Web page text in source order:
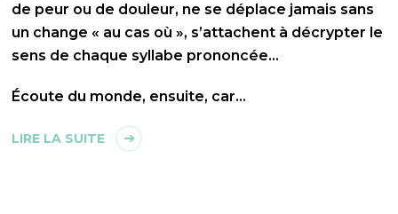
de peur ou de douleur, ne se déplace jamais sans
un change « au cas où », s’attachent à décrypter le
sens de chaque syllabe prononcée…
Écoute du monde, ensuite, car…
LIRE LA SUITE